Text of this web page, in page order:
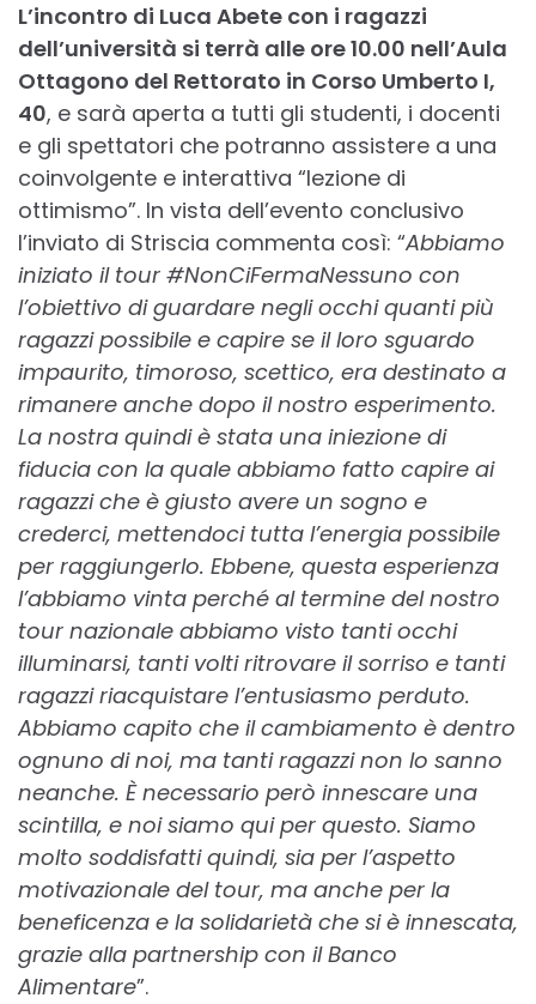
L’incontro di Luca Abete con i ragazzi
dell’università si terrà alle ore 10.00 nell’Aula
Ottagono del Rettorato in Corso Umberto I,
40, e sarà aperta a tutti gli studenti, i docenti
e gli spettatori che potranno assistere a una
coinvolgente e interattiva “lezione di
ottimismo”. In vista dell’evento conclusivo
l’inviato di Striscia commenta così: “Abbiamo
iniziato il tour #NonCiFermaNessuno con
l’obiettivo di guardare negli occhi quanti più
ragazzi possibile e capire se il loro sguardo
impaurito, timoroso, scettico, era destinato a
rimanere anche dopo il nostro esperimento.
La nostra quindi è stata una iniezione di
fiducia con la quale abbiamo fatto capire ai
ragazzi che è giusto avere un sogno e
crederci, mettendoci tutta l’energia possibile
per raggiungerlo. Ebbene, questa esperienza
l’abbiamo vinta perché al termine del nostro
tour nazionale abbiamo visto tanti occhi
illuminarsi, tanti volti ritrovare il sorriso e tanti
ragazzi riacquistare l’entusiasmo perduto.
Abbiamo capito che il cambiamento è dentro
ognuno di noi, ma tanti ragazzi non lo sanno
neanche. È necessario però innescare una
scintilla, e noi siamo qui per questo. Siamo
molto soddisfatti quindi, sia per l’aspetto
motivazionale del tour, ma anche per la
beneficenza e la solidarietà che si è innescata,
grazie alla partnership con il Banco
Alimentare”.